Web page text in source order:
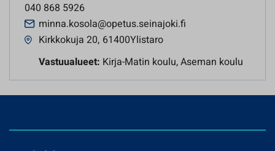
040 868 5926
minna.kosola@opetus.seinajoki.fi
Kirkkokuja 20, 61400Ylistaro
Vastuualueet: Kirja-Matin koulu, Aseman koulu